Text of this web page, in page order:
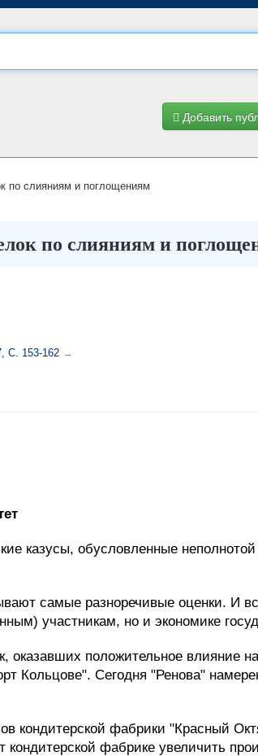
Добавить
по слияниям и поглощениям
по слияниям и
C. 153-162 →
казусы, обусловленные неполнотой
самые разноречивые оценки. И
участникам, но и экономике
оказавших положительное влияние
Кольцове". Сегодня "Ренова"
кондитерской фабрики "Красный
фабрике увеличить